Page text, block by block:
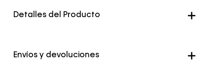
Detalles del Producto
Color Azul
Envíos y devoluciones